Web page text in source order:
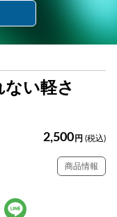
い軽さ
2,500 円 (税込)
商品情報